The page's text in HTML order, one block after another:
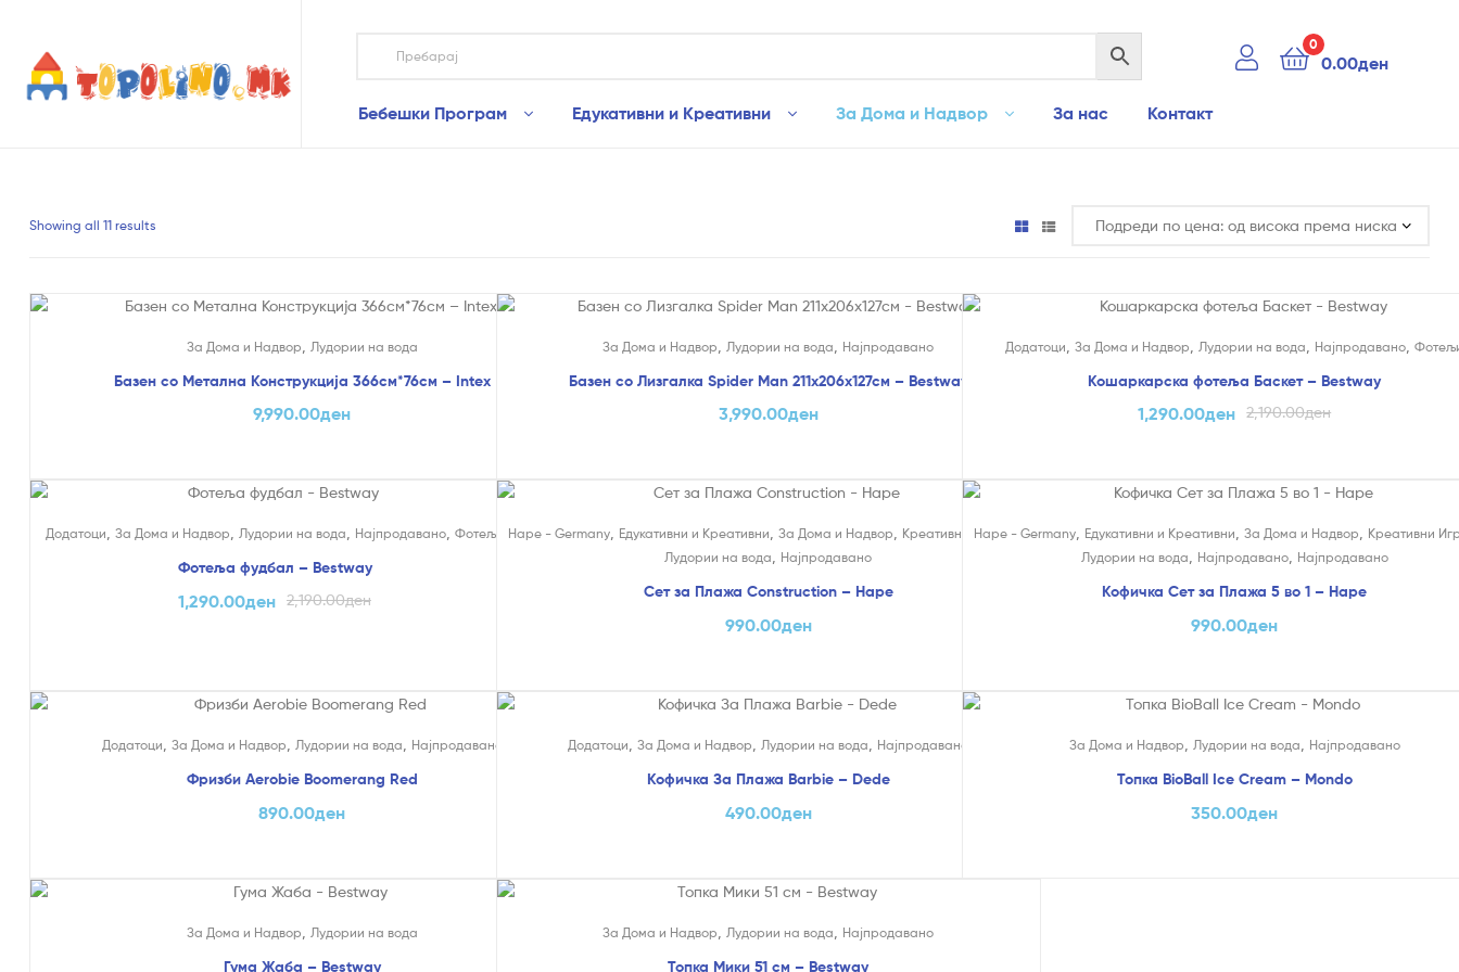
играчки
онлајн
0
0.00ден
Бебешки Програм Едукативни и Креативни За Дома и Надвор За нас Контакт
Showing all 11 results
За Дома и Надвор Лудории на вода
Базен со Метална Конструкција 366см*76см – Intex
9,990.00ден
За Дома и Надвор Лудории на вода Најпродавано
Базен со Лизгалка Spider Man 211х206х127см – Bestway
3,990.00ден
Додатоци ,За Дома и Надвор Лудории на вода Најпродавано ,
Кошаркарска фотеља Баскет – Bestway
2,190.00ден
1,290.00ден
Додатоци, За Дома и Надвор, Лудории на вода, Најпродавано, Фотељи
Фотеља фудбал – Bestway
2,190.00ден
1,290.00ден
Hape - Germany, Едукативни и Креативни, За Дома и Надвор, Креативни Играчки,
Лудории на вода, Најпродавано
Сет за Плажа Construction – Hape
990.00ден
Hape - Germany, Едукативни и Креативни,За Дома и Надвор, Креативни
Лудории на вода, Најпродавано, Најпродавано
Кофичка Сет за Плажа 5 во 1 – Hape
990.00ден
Додатоци За Дома и Надвор Лудории на вода Најпродавано
Фризби Aerobie Boomerang Red
890.00ден
Додатоци ,За Дома и Надвор Лудории на вода Најпродавано
Кофичка За Плажа Barbie – Dede
490.00ден
За Дома и Надвор Лудории на вода Најпродавано
Топка BioBall Ice Cream – Mondo
350.00ден
За Дома и Надвор Лудории на вода
Гума Жаба – Bestway
За Дома и Надвор Лудории на вода Најпродавано
Топка Мики 51 см – Bestway